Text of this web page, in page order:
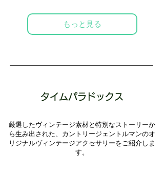
もっと見る
タイムパラドックス
厳選したヴィンテージ素材と特別なストーリーか
ら生み出された、カントリージェントルマンのオ
リジナルヴィンテージアクセサリーをご紹介しま
す。